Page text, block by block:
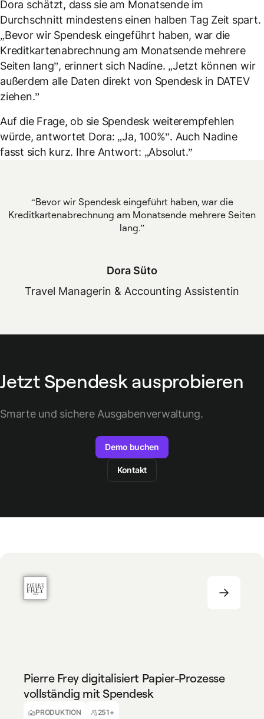
Dora schätzt, dass sie am Monatsende im
Durchschnitt mindestens einen halben Tag Zeit spart.
„Bevor wir Spendesk eingeführt haben, war die
Kreditkartenabrechnung am Monatsende mehrere
Seiten lang”, erinnert sich Nadine. „Jetzt können wir
außerdem alle Daten direkt von Spendesk in DATEV
ziehen.”
Auf die Frage, ob sie Spendesk weiterempfehlen
würde, antwortet Dora: „Ja, 100%”. Auch Nadine
fasst sich kurz. Ihre Antwort: „Absolut.”
Bevor wir Spendesk eingeführt haben, war die
Kreditkartenabrechnung am Monatsende mehrere Seiten
lang.
Dora Süto
Travel Managerin & Accounting Assistentin
Jetzt Spendesk ausprobieren
Smarte und sichere Ausgabenverwaltung.
Demo buchen
Kontakt
Pierre Frey digitalisiert Papier-Prozesse
vollständig mit Spendesk
PRODUKTION 251+
Benjamin Milot
CFO, Pierre Frey